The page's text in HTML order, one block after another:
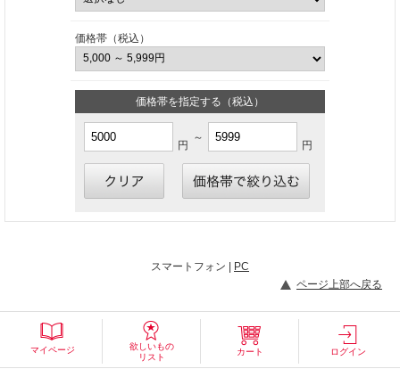
価格帯（税込）
価格帯を指定する（税込）
円
～
円
スマートフォン | PC
ページ上部へ戻る
マイページ
欲しいもの
リスト
カート ログイン